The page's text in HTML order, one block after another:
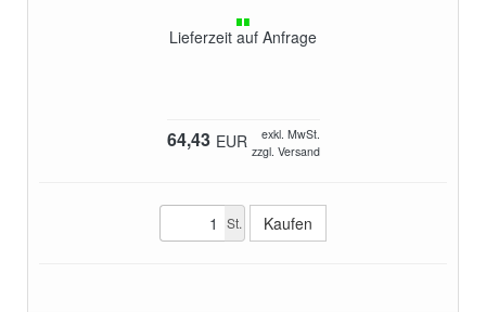
Lieferzeit auf Anfrage
64,43 EUR
exkl. MwSt.
zzgl. Versand
St.